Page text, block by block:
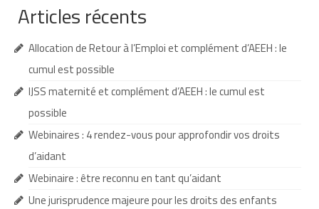
Soins bucco-dentaires
Les troubles sensoriels
Aide aux démarches
Dossier MDPH
Projet de vie
Demande d’allocations
Taux de handicap et carte d’invalidité
Articles récents
Allocation de Retour à l’Emploi et complément d’AEEH : le
cumul est possible
IJSS maternité et complément d’AEEH : le cumul est
possible
Webinaires : 4 rendez-vous pour approfondir vos droits
d’aidant
Webinaire : être reconnu en tant qu’aidant
Une jurisprudence majeure pour les droits des enfants